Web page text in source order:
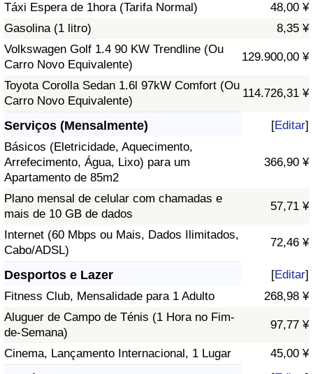
Táxi Espera de 1hora (Tarifa Normal)
48,00 ¥
Gasolina (1 litro)
8,35 ¥
Volkswagen Golf 1.4 90 KW Trendline (Ou
Carro Novo Equivalente)
129.900,00 ¥
Toyota Corolla Sedan 1.6l 97kW Comfort (Ou
Carro Novo Equivalente)
114.726,31 ¥
Serviços (Mensalmente) [Editar]
Básicos (Eletricidade, Aquecimento,
Arrefecimento, Água, Lixo) para um
Apartamento de 85m2
366,90 ¥
Plano mensal de celular com chamadas e
mais de 10 GB de dados
57,71 ¥
Internet (60 Mbps ou Mais, Dados Ilimitados,
Cabo/ADSL)
72,46 ¥
Desportos e Lazer [Editar]
Fitness Club, Mensalidade para 1 Adulto
268,98 ¥
Aluguer de Campo de Ténis (1 Hora no Fim-
de-Semana)
97,77 ¥
Cinema, Lançamento Internacional, 1 Lugar 45,00 ¥